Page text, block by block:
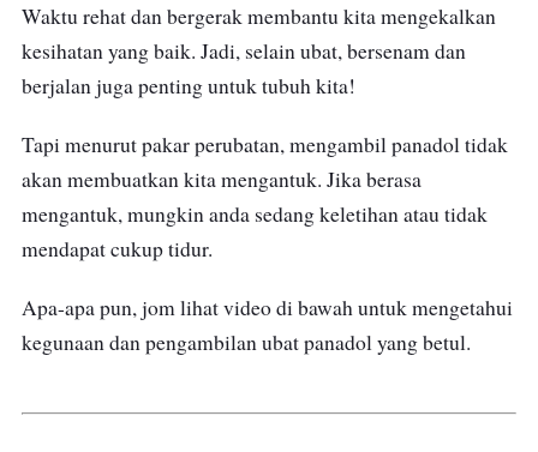
Waktu rehat dan bergerak membantu kita mengekalkan
kesihatan yang baik. Jadi, selain ubat, bersenam dan
berjalan juga penting untuk tubuh kita!
Tapi menurut pakar perubatan, mengambil panadol tidak
akan membuatkan kita mengantuk. Jika berasa
mengantuk, mungkin anda sedang keletihan atau tidak
mendapat cukup tidur.
Apa-apa pun, jom lihat video di bawah untuk mengetahui
kegunaan dan pengambilan ubat panadol yang betul.